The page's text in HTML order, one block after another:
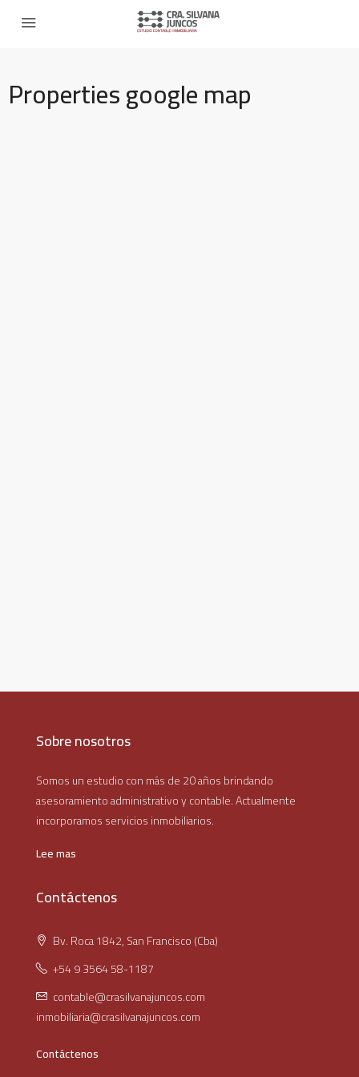
Properties google map
Sobre nosotros
Somos un estudio con más de 20 años brindando
asesoramiento administrativo y contable. Actualmente
incorporamos servicios inmobiliarios.
Lee mas
Contáctenos
Bv. Roca 1842, San Francisco (Cba)
+54 9 3564 58-1187
contable@crasilvanajuncos.com
inmobiliaria@crasilvanajuncos.com
Contáctenos